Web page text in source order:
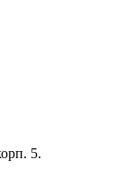
5.